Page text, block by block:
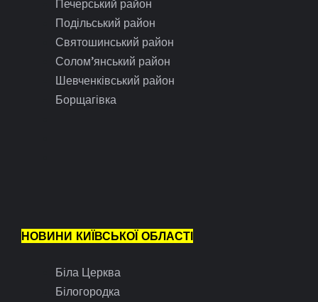
Печерський район
Подільський район
Святошинський район
Солом’янський район
Шевченківський район
Борщагівка
НОВИНИ КИЇВСЬКОЇ ОБЛАСТІ
Біла Церква
Білогородка